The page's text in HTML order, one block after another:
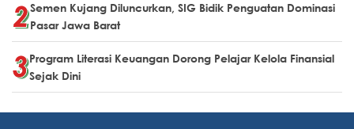
Semen Kujang Diluncurkan, SIG Bidik Penguatan Dominasi
Pasar Jawa Barat
Program Literasi Keuangan Dorong Pelajar Kelola Finansial
Sejak Dini